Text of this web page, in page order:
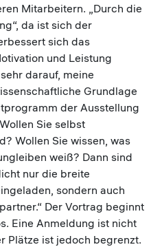
Mitarbeitern. „Durch die
da ist sich der
sich das
und Leistung
darauf, meine
Grundlage
der Ausstellung
Sie selbst
Wollen Sie wissen, was
weiß? Dann sind
nur die breite
sondern auch
Der Vortrag beginnt
Eine Anmeldung ist nicht
Plätze ist jedoch begrenzt.